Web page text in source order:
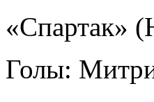
«Спартак»
Голы: